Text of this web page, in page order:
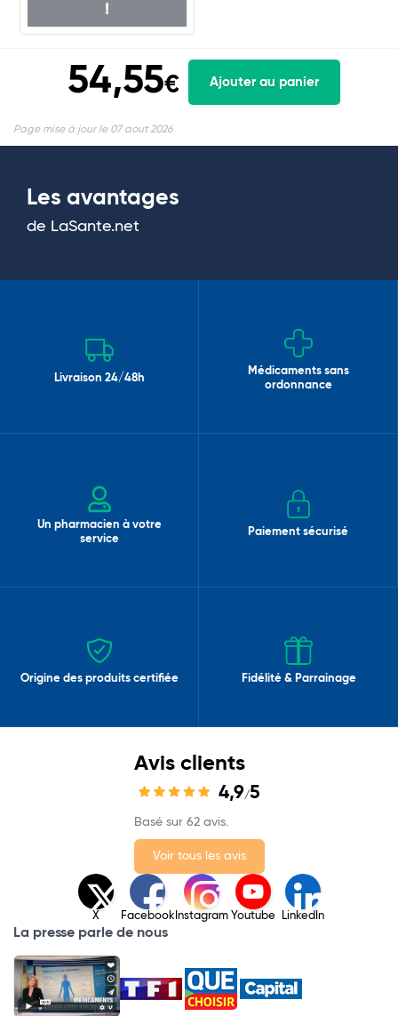
!
54,55€ Ajouter au panier
Page mise à jour le 07 aout 2026
Les avantages
de LaSante.net
Livraison 24/48h
Médicaments sans
ordonnance
Un pharmacien à votre
service
Paiement sécurisé
Origine des produits certifiée Fidélité & Parrainage
Avis clients
4,9/5
Basé sur 62 avis.
Voir tous les avis
X Facebook Instagram Youtube LinkedIn
La presse parle de nous